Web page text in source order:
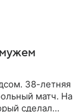
38-летняя
матч. На
сделал